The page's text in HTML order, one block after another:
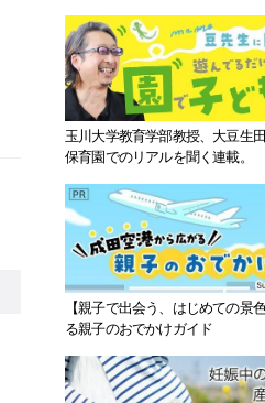
玉川大学教育学部教授、大豆生
保育園でのリアルを聞く連載。
【親子で出会う、はじめての景
る親子のおでかけガイド